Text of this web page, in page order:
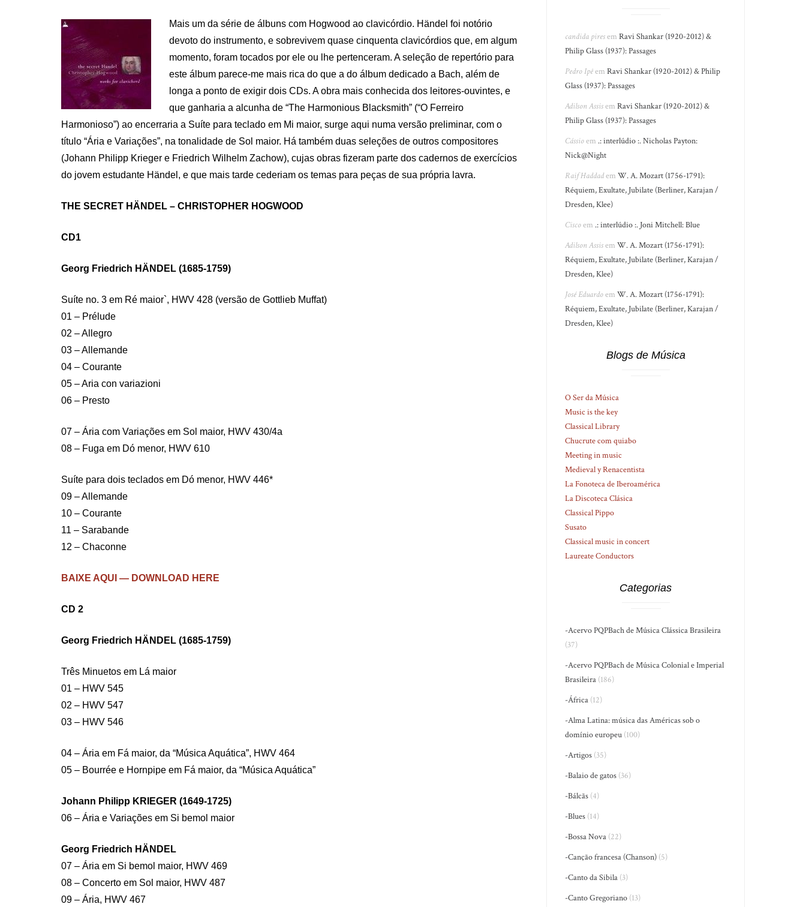
Mais um da série de álbuns com Hogwood ao clavicórdio. Händel foi notório
devoto do instrumento, e sobrevivem quase cinquenta clavicórdios que, em algum
momento, foram tocados por ele ou lhe pertenceram. A seleção de repertório para
este álbum parece-me mais rica do que a do álbum dedicado a Bach, além de
longa a ponto de exigir dois CDs. A obra mais conhecida dos leitores-ouvintes, e
que ganharia a alcunha de “The Harmonious Blacksmith” (“O Ferreiro
Harmonioso”) ao encerraria a Suíte para teclado em Mi maior, surge aqui numa versão preliminar, com o
título “Ária e Variações”, na tonalidade de Sol maior. Há também duas seleções de outros compositores
(Johann Philipp Krieger e Friedrich Wilhelm Zachow), cujas obras fizeram parte dos cadernos de exercícios
do jovem estudante Händel, e que mais tarde cederiam os temas para peças de sua própria lavra.
THE SECRET HÄNDEL – CHRISTOPHER HOGWOOD
CD1
Georg Friedrich HÄNDEL (1685-1759)
Suíte no. 3 em Ré maior`, HWV 428 (versão de Gottlieb Muffat)
01 – Prélude
02 – Allegro
03 – Allemande
04 – Courante
05 – Aria con variazioni
06 – Presto
07 – Ária com Variações em Sol maior, HWV 430/4a
08 – Fuga em Dó menor, HWV 610
Suíte para dois teclados em Dó menor, HWV 446*
09 – Allemande
10 – Courante
11 – Sarabande
12 – Chaconne
BAIXE AQUI — DOWNLOAD HERE
CD 2
Georg Friedrich HÄNDEL (1685-1759)
Três Minuetos em Lá maior
01 – HWV 545
02 – HWV 547
03 – HWV 546
04 – Ária em Fá maior, da “Música Aquática”, HWV 464
05 – Bourrée e Hornpipe em Fá maior, da “Música Aquática”
Johann Philipp KRIEGER (1649-1725)
06 – Ária e Variações em Si bemol maior
Georg Friedrich HÄNDEL
07 – Ária em Si bemol maior, HWV 469
08 – Concerto em Sol maior, HWV 487
09 – Ária, HWV 467
candida piresemRavi Shankar (1920-2012) &
Philip Glass (1937): Passages
Pedro IpêemRavi Shankar (1920-2012) & Philip
Glass (1937): Passages
Adilson AssisemRavi Shankar (1920-2012) &
Philip Glass (1937): Passages
Cássioem .: interlúdio :. Nicholas Payton:
Nick@Night
Raif HaddademW. A. Mozart (1756-1791):
Réquiem, Exultate, Jubilate (Berliner, Karajan /
Dresden, Klee)
Ciscoem .: interlúdio :. Joni Mitchell: Blue
Adilson AssisemW. A. Mozart (1756-1791):
Réquiem, Exultate, Jubilate (Berliner, Karajan /
Dresden, Klee)
José EduardoemW. A. Mozart (1756-1791):
Réquiem, Exultate, Jubilate (Berliner, Karajan /
Dresden, Klee)
Blogs de Música
O Ser da Música
Music is the key
Classical Library
Chucrute com quiabo
Meeting in music
Medieval y Renacentista
La Fonoteca de Iberoamérica
La Discoteca Clásica
Classical Pippo
Susato
Classical music in concert
Laureate Conductors
Categorias
-Acervo PQPBach de Música Clássica Brasileira
(37)
-Acervo PQPBach de Música Colonial e Imperial
Brasileira (186)
-África (12)
-Alma Latina: música das Américas sob o
domínio europeu (100)
-Artigos (35)
-Balaio de gatos (36)
-Bálcãs (4)
-Blues (14)
-Bossa Nova (22)
-Canção francesa (Chanson) (5)
-Canto da Sibila (3)
-Canto Gregoriano (13)